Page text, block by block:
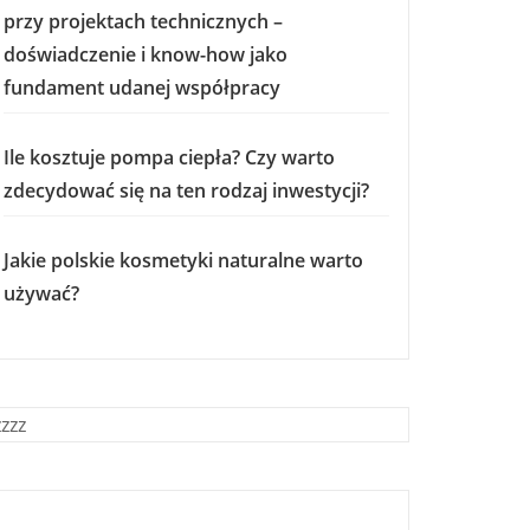
przy projektach technicznych –
doświadczenie i know-how jako
fundament udanej współpracy
Ile kosztuje pompa ciepła? Czy warto
zdecydować się na ten rodzaj inwestycji?
Jakie polskie kosmetyki naturalne warto
używać?